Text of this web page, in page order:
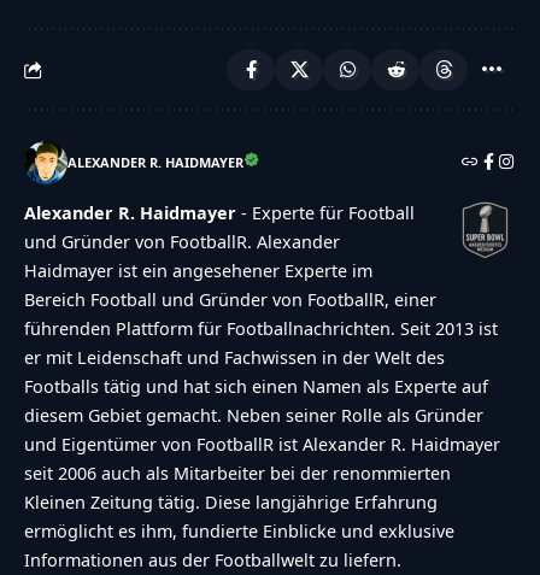
ALEXANDER R. HAIDMAYER
Alexander R. Haidmayer - Experte für Football
und Gründer von FootballR. Alexander
Haidmayer ist ein angesehener Experte im
Bereich Football und Gründer von FootballR, einer
führenden Plattform für Footballnachrichten. Seit 2013 ist
er mit Leidenschaft und Fachwissen in der Welt des
Footballs tätig und hat sich einen Namen als Experte auf
diesem Gebiet gemacht. Neben seiner Rolle als Gründer
und Eigentümer von FootballR ist Alexander R. Haidmayer
seit 2006 auch als Mitarbeiter bei der renommierten
Kleinen Zeitung tätig. Diese langjährige Erfahrung
ermöglicht es ihm, fundierte Einblicke und exklusive
Informationen aus der Footballwelt zu liefern.